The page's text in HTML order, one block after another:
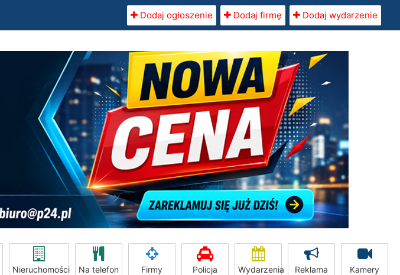
Dodaj ogłoszenie Dodaj firmę Dodaj wydarzenie
Nieruchomości Na telefon Firmy Policja Wydarzenia Reklama Kamery